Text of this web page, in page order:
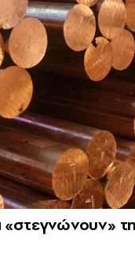
«στεγνώνουν»